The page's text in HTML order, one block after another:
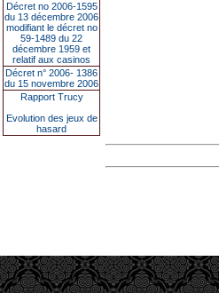
Décret no 2006-1595
du 13 décembre 2006
modifiant le décret no
59-1489 du 22
décembre 1959 et
relatif aux casinos
Décret n° 2006- 1386
du 15 novembre 2006
Rapport Trucy
Evolution des jeux de
hasard